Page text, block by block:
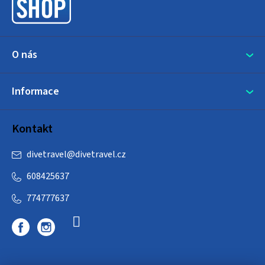
O nás
Informace
Kontakt
divetravel@divetravel.cz
608425637
774777637